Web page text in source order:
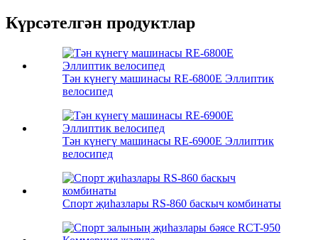
Күрсәтелгән продуктлар
Тән күнегү машинасы RE-6800E Эллиптик
велосипед
Тән күнегү машинасы RE-6900E Эллиптик
велосипед
Спорт җиһазлары RS-860 баскыч комбинаты